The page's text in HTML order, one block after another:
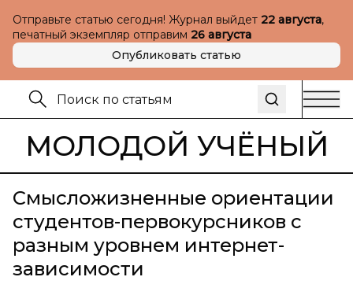
Отправьте статью сегодня! Журнал выйдет 22 августа,
печатный экземпляр отправим 26 августа
Опубликовать статью
МОЛОДОЙ УЧЁНЫЙ
Смысложизненные ориентации
студентов-первокурсников с
разным уровнем интернет-
зависимости